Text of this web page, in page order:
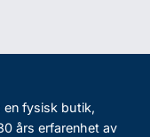
en fysisk butik,
års erfarenhet av